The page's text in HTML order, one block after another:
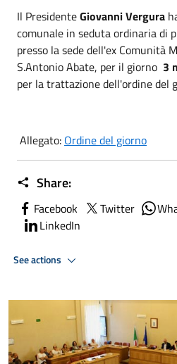
Il PresidenteGiovanni Vergura
comunale in seduta ordinaria di
presso la sede dell'ex Comunità
S.Antonio Abate, per il giorno 3
per la trattazione dell'ordine del
Allegato: Ordine del giorno
Share:
Facebook Twitter
LinkedIn
See actions